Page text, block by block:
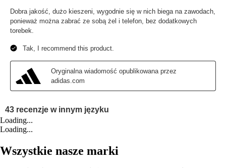
Loading...
Loading...
Wszystkie nasze marki